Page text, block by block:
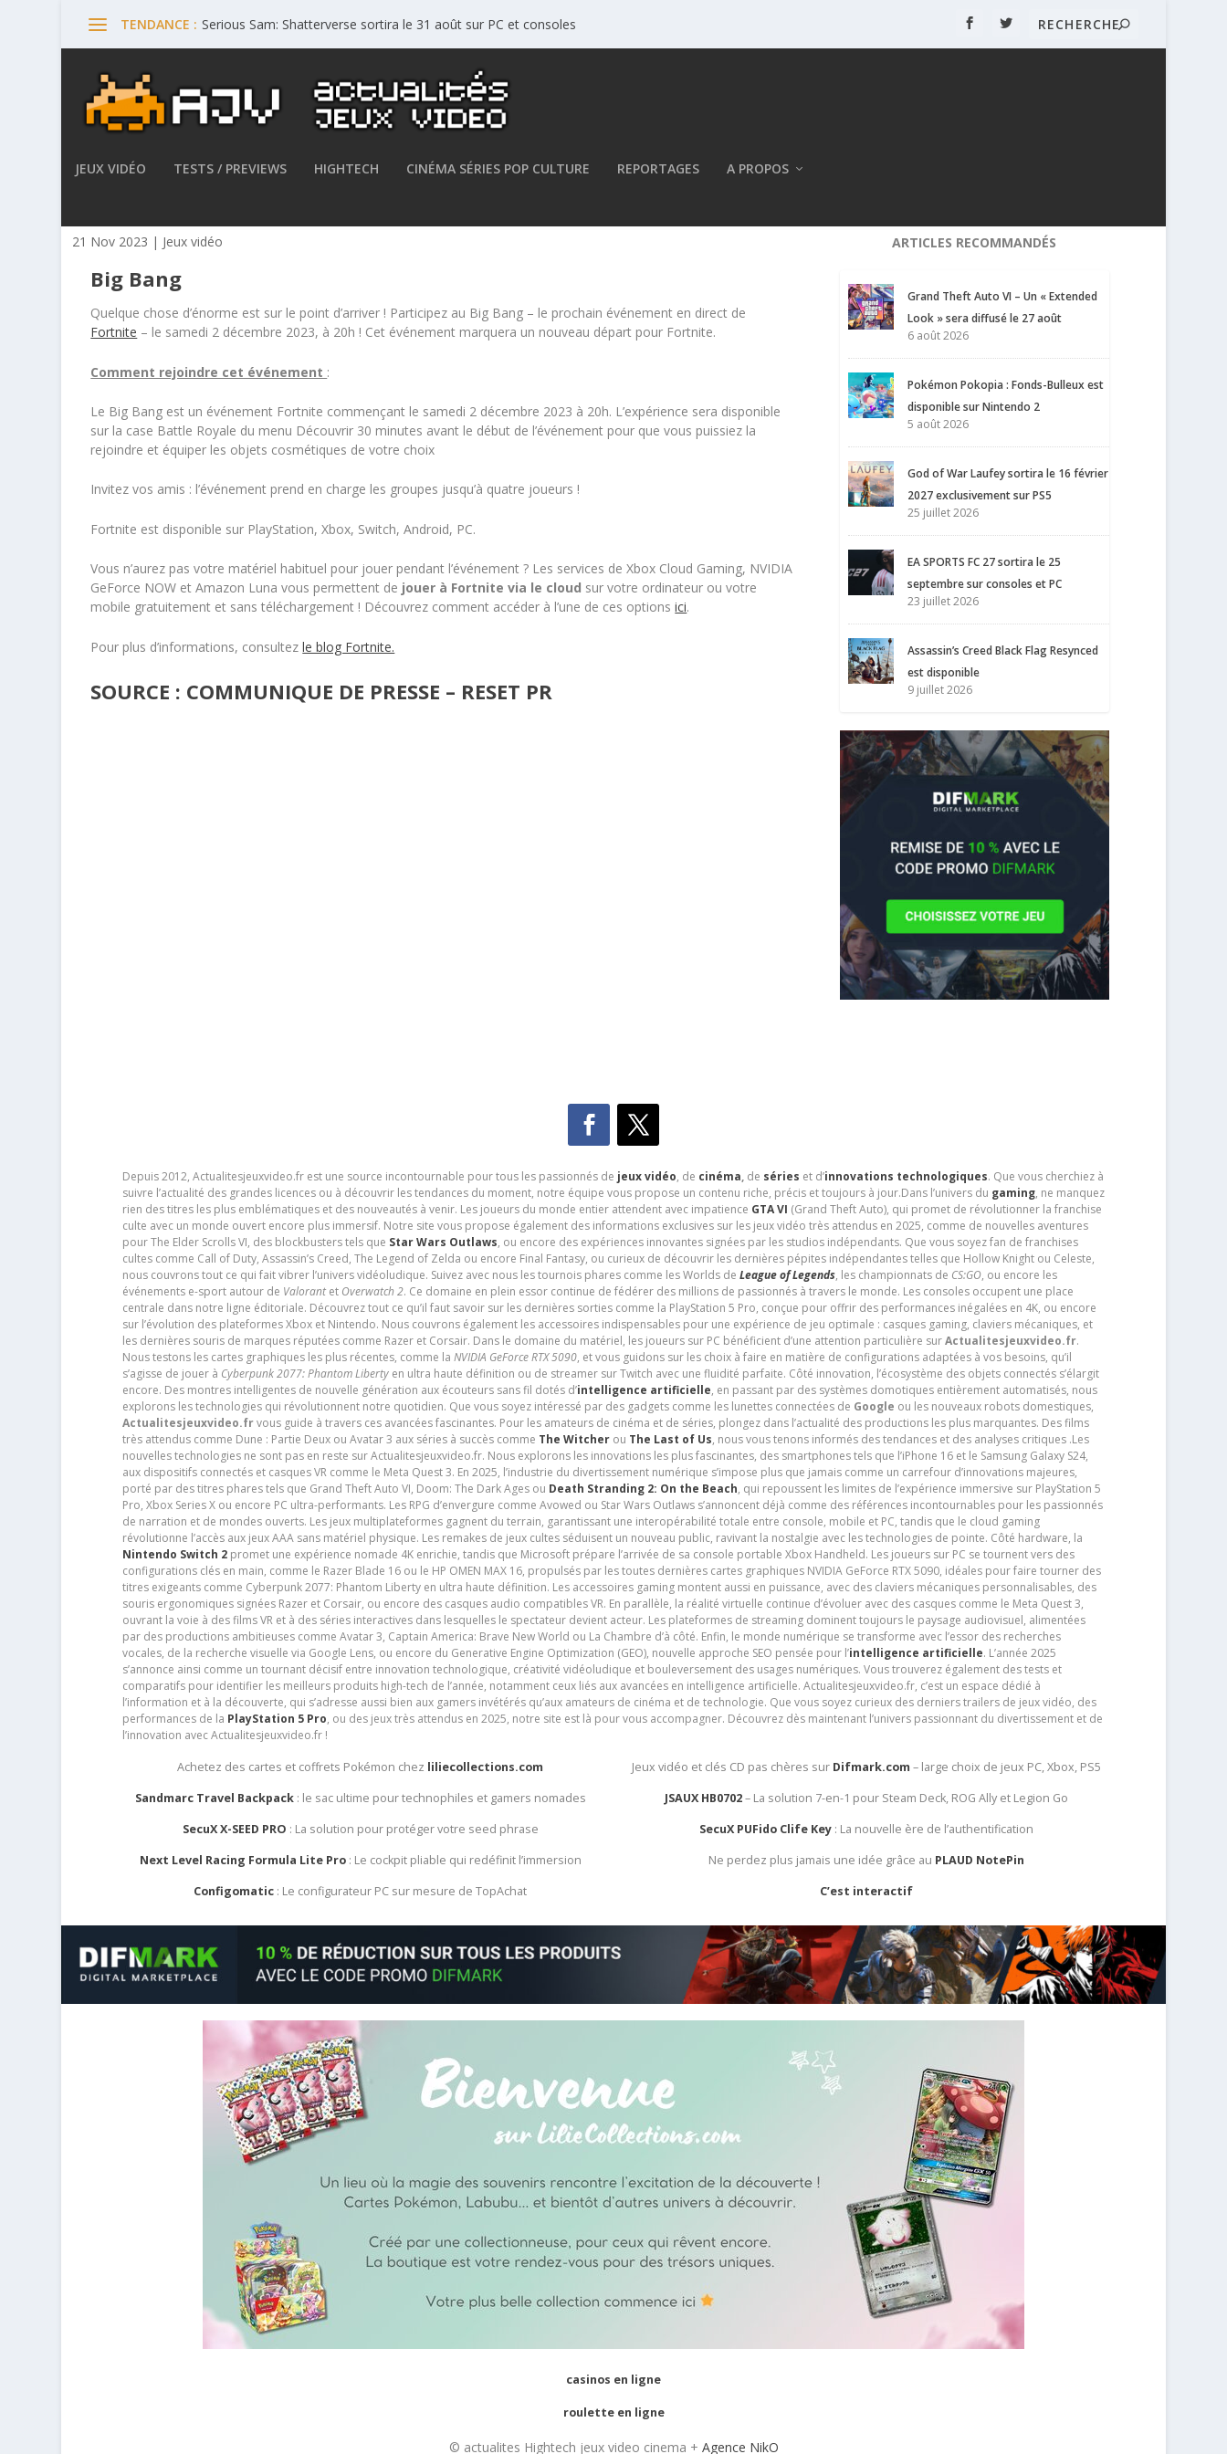
TENDANCE : Serious Sam: Shatterverse sortira le 31 août sur PC et consoles
JEUX VIDÉO TESTS / PREVIEWS HIGHTECH CINÉMA SÉRIES POP CULTURE REPORTAGES A PROPOS
21 Nov 2023 | Jeux vidéo
Big Bang
Quelque chose d’énorme est sur le point d’arriver ! Participez au Big Bang – le prochain événement en direct de
Fortnite – le samedi 2 décembre 2023, à 20h ! Cet événement marquera un nouveau départ pour Fortnite.
Comment rejoindre cet événement :
Le Big Bang est un événement Fortnite commençant le samedi 2 décembre 2023 à 20h. L’expérience sera disponible
sur la case Battle Royale du menu Découvrir 30 minutes avant le début de l’événement pour que vous puissiez la
rejoindre et équiper les objets cosmétiques de votre choix
Invitez vos amis : l’événement prend en charge les groupes jusqu’à quatre joueurs !
Fortnite est disponible sur PlayStation, Xbox, Switch, Android, PC.
Vous n’aurez pas votre matériel habituel pour jouer pendant l’événement ? Les services de Xbox Cloud Gaming, NVIDIA
GeForce NOW et Amazon Luna vous permettent de jouer à Fortnite via le cloud sur votre ordinateur ou votre
mobile gratuitement et sans téléchargement ! Découvrez comment accéder à l’une de ces optionsici.
Pour plus d’informations, consultezle blog Fortnite.
SOURCE : COMMUNIQUE DE PRESSE – RESET PR
ARTICLES RECOMMANDÉS
Grand Theft Auto VI – Un « Extended
Look » sera diffusé le 27 août
6 août 2026
Pokémon Pokopia : Fonds-Bulleux est
disponible sur Nintendo 2
5 août 2026
God of War Laufey sortira le 16 février
2027 exclusivement sur PS5
25 juillet 2026
EA SPORTS FC 27 sortira le 25
septembre sur consoles et PC
23 juillet 2026
Assassin’s Creed Black Flag Resynced
est disponible
9 juillet 2026
Depuis 2012, Actualitesjeuxvideo.fr est une source incontournable pour tous les passionnés de jeux vidéo, de cinéma,de séries et d’innovations technologiques. Que vous cherchiez à
suivre l’actualité des grandes licences ou à découvrir les tendances du moment, notre équipe vous propose un contenu riche, précis et toujours à jour.Dans l’univers du gaming, ne manquez
rien des titres les plus emblématiques et des nouveautés à venir. Les joueurs du monde entier attendent avec impatience GTA VI (Grand Theft Auto), qui promet de révolutionner la franchise
culte avec un monde ouvert encore plus immersif. Notre site vous propose également des informations exclusives sur les jeux vidéo très attendus en 2025, comme de nouvelles aventures
pour The Elder Scrolls VI, des blockbusters tels que Star Wars Outlaws, ou encore des expériences innovantes signées par les studios indépendants. Que vous soyez fan de franchises
cultes comme Call of Duty, Assassin’s Creed, The Legend of Zelda ou encore Final Fantasy, ou curieux de découvrir les dernières pépites indépendantes telles que Hollow Knight ou Celeste,
nous couvrons tout ce qui fait vibrer l’univers vidéoludique. Suivez avec nous les tournois phares comme les Worlds de League of Legends, les championnats de CS:GO, ou encore les
événements e-sport autour de Valorantet Overwatch 2. Ce domaine en plein essor continue de fédérer des millions de passionnés à travers le monde. Les consoles occupent une place
centrale dans notre ligne éditoriale. Découvrez tout ce qu’il faut savoir sur les dernières sorties comme la PlayStation 5 Pro, conçue pour offrir des performances inégalées en 4K, ou encore
sur l’évolution des plateformes Xbox et Nintendo. Nous couvrons également les accessoires indispensables pour une expérience de jeu optimale : casques gaming, claviers mécaniques, et
les dernières souris de marques réputées comme Razer et Corsair. Dans le domaine du matériel, les joueurs sur PC bénéficient d’une attention particulière surActualitesjeuxvideo.fr.
Nous testons les cartes graphiques les plus récentes, comme la NVIDIA GeForce RTX 5090, et vous guidons sur les choix à faire en matière de configurations adaptées à vos besoins, qu’il
s’agisse de jouer à Cyberpunk 2077: Phantom Libertyen ultra haute définition ou de streamer sur Twitch avec une fluidité parfaite. Côté innovation, l’écosystème des objets connectés s’élargit
encore. Des montres intelligentes de nouvelle génération aux écouteurs sans fil dotés d’intelligence artificielle, en passant par des systèmes domotiques entièrement automatisés, nous
explorons les technologies qui révolutionnent notre quotidien. Que vous soyez intéressé par des gadgets comme les lunettes connectées de Google ou les nouveaux robots domestiques,
Actualitesjeuxvideo.frvous guide à travers ces avancées fascinantes. Pour les amateurs de cinéma et de séries, plongez dans l’actualité des productions les plus marquantes. Des films
très attendus comme Dune : Partie Deux ou Avatar 3 aux séries à succès comme The Witcherou The Last of Us, nous vous tenons informés des tendances et des analyses critiques .Les
nouvelles technologies ne sont pas en reste sur Actualitesjeuxvideo.fr. Nous explorons les innovations les plus fascinantes, des smartphones tels que l’iPhone 16 et le Samsung Galaxy S24,
aux dispositifs connectés et casques VR comme le Meta Quest 3. En 2025, l’industrie du divertissement numérique s’impose plus que jamais comme un carrefour d’innovations majeures,
porté par des titres phares tels que Grand Theft Auto VI, Doom: The Dark Ages ou Death Stranding 2: On the Beach, qui repoussent les limites de l’expérience immersive sur PlayStation 5
Pro, Xbox Series X ou encore PC ultra-performants. Les RPG d’envergure comme Avowed ou Star Wars Outlaws s’annoncent déjà comme des références incontournables pour les passionnés
de narration et de mondes ouverts. Les jeux multiplateformes gagnent du terrain, garantissant une interopérabilité totale entre console, mobile et PC, tandis que le cloud gaming
révolutionne l’accès aux jeux AAA sans matériel physique. Les remakes de jeux cultes séduisent un nouveau public, ravivant la nostalgie avec les technologies de pointe. Côté hardware, la
Nintendo Switch 2promet une expérience nomade 4K enrichie, tandis que Microsoft prépare l’arrivée de sa console portable Xbox Handheld. Les joueurs sur PC se tournent vers des
configurations clés en main, comme le Razer Blade 16 ou le HP OMEN MAX 16, propulsés par les toutes dernières cartes graphiques NVIDIA GeForce RTX 5090, idéales pour faire tourner des
titres exigeants comme Cyberpunk 2077: Phantom Liberty en ultra haute définition. Les accessoires gaming montent aussi en puissance, avec des claviers mécaniques personnalisables, des
souris ergonomiques signées Razer et Corsair, ou encore des casques audio compatibles VR. En parallèle, la réalité virtuelle continue d’évoluer avec des casques comme le Meta Quest 3,
ouvrant la voie à des films VR et à des séries interactives dans lesquelles le spectateur devient acteur. Les plateformes de streaming dominent toujours le paysage audiovisuel, alimentées
par des productions ambitieuses comme Avatar 3, Captain America: Brave New World ou La Chambre d’à côté. Enfin, le monde numérique se transforme avec l’essor des recherches
vocales, de la recherche visuelle via Google Lens, ou encore du Generative Engine Optimization (GEO), nouvelle approche SEO pensée pour l’intelligence artificielle. L’année 2025
s’annonce ainsi comme un tournant décisif entre innovation technologique, créativité vidéoludique et bouleversement des usages numériques. Vous trouverez également des tests et
comparatifs pour identifier les meilleurs produits high-tech de l’année, notamment ceux liés aux avancées en intelligence artificielle. Actualitesjeuxvideo.fr, c’est un espace dédié à
l’information et à la découverte, qui s’adresse aussi bien aux gamers invétérés qu’aux amateurs de cinéma et de technologie. Que vous soyez curieux des derniers trailers de jeux vidéo, des
performances de la PlayStation 5 Pro, ou des jeux très attendus en 2025, notre site est là pour vous accompagner. Découvrez dès maintenant l’univers passionnant du divertissement et de
l’innovation avec Actualitesjeuxvideo.fr !
Achetez des cartes et coffrets Pokémon chez liliecollections.com
Sandmarc Travel Backpack: le sac ultime pour technophiles et gamers nomades
SecuX X-SEED PRO : La solution pour protéger votre seed phrase
Next Level Racing Formula Lite Pro: Le cockpit pliable qui redéfinit l’immersion
Configomatic : Le configurateur PC sur mesure de TopAchat
Jeux vidéo et clés CD pas chères sur Difmark.com – large choix de jeux PC, Xbox, PS5
JSAUX HB0702– La solution 7-en-1 pour Steam Deck, ROG Ally et Legion Go
SecuX PUFido Clife Key : La nouvelle ère de l’authentification
Ne perdez plus jamais une idée grâce au PLAUD NotePin
C’est interactif
casinos en ligne
roulette en ligne
© actualites Hightech jeux video cinema + Agence NikO